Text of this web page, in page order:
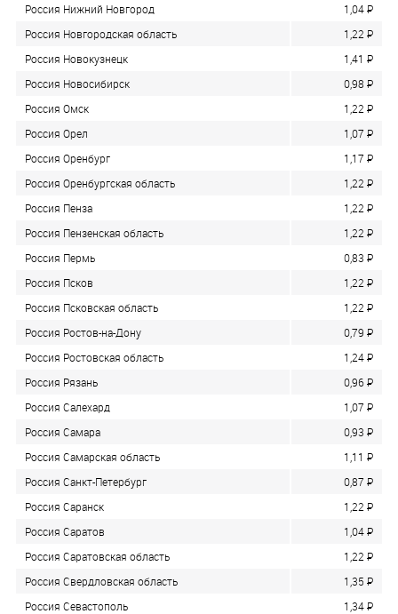
Россия Нижний Новгород
1,04P
Россия Новгородская область
1,22 P
Россия Новокузнецк
1,41 P
Россия Новосибирск
0,98 P
Россия Омск
1,22 P
Россия Орел
1,07 P
Россия Оренбург
1,17 P
Россия Оренбургская область
1,22 P
Россия Пенза
1,22 P
Россия Пензенская область
1,22 P
Россия Пермь
0,83 P
Россия Псков
1,22 P
Россия Псковская область
1,22 P
Россия Ростов-на-Дону
0,79 P
Россия Ростовская область
1,24P
Россия Рязань
0,96P
Россия Салехард
1,07 P
Россия Самара
0,93 P
Россия Самарская область
1,11 P
Россия Санкт-Петербург
0,87 P
Россия Саранск
1,22 P
Россия Саратов
1,04P
Россия Саратовская область
1,22 P
Россия Свердловская область
1,35 P
Россия Севастополь
1,34P